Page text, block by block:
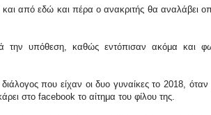
από εδώ και πέρα ο ανακριτής θα αναλάβει
την υπόθεση, καθώς εντόπισαν ακόμα και
που είχαν οι δυο γυναίκες το 2018,
στο facebook το αίτημα του φίλου της.